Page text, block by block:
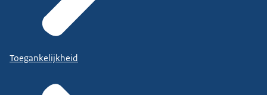
Toegankelijkheid